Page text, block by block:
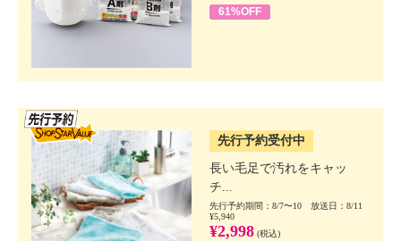
61%OFF
先行予約受付中
長い毛足で汚れをキャッ
チ...
先行予約期間：8/7〜10 放送日：8/11
¥5,940
¥2,998 (税込)